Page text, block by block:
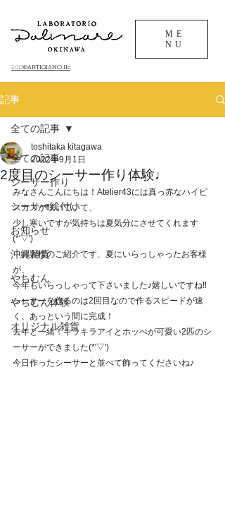
​2013©ARTIGIANO.llc
ME
NU
記事
全ての記事
シーサー作り
シーサー絵付け
お知らせ
沖縄雑貨
やちむん
やちむん体験
オリジナル雑貨
全ての記事
2度目のシーサー作り体験♩
toshitaka kitagawa
2022年9月1日
みなさんこんにちは！Atelier43には真っ赤なハイビ
スカスが咲いていて、
少し寒いですが気持ちは夏気分にさせてくれます
(*'▽')
お客様のご紹介です、夏にいらっしゃったお客様
が、
今年もいらっしゃって下さいました♪嬉しいですね‼
シーサーを作るのは2回目なので作るスピードが速
く、あっという間に完成！
去年と一緒！キラキラアイとホッぺが可愛い2匹のシ
ーサーができました(*'▽')
今日作ったシーサーと並べて飾ってくださいね♪